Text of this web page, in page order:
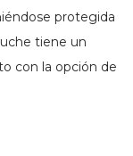
protegida
tiene un
con la opción de